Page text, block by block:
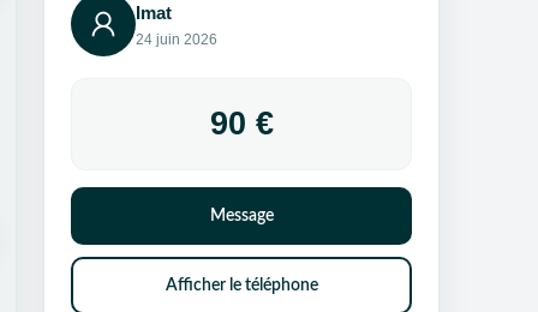
Imat
24 juin 2026
90 €
Message
Afficher le téléphone